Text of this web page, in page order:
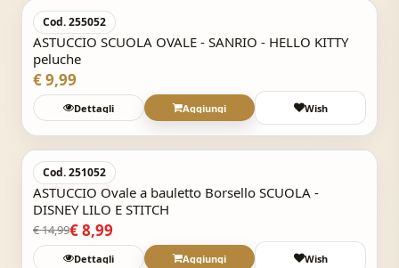
Cod. 255052
ASTUCCIO SCUOLA OVALE - SANRIO - HELLO KITTY
peluche
€ 9,99
Dettagli Aggiungi Wish
Acquisto Veloce
Cod. 251052
ASTUCCIO Ovale a bauletto Borsello SCUOLA -
DISNEY LILO E STITCH
€ 14,99€ 8,99
Dettagli Aggiungi Wish